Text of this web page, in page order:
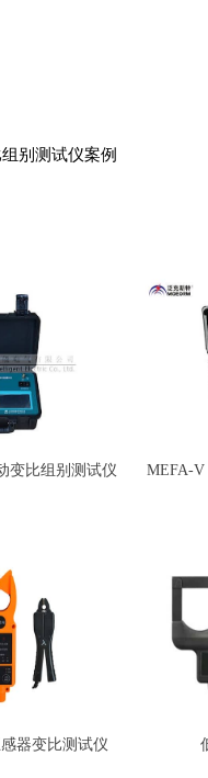
变比组别测试仪
MEFA-
器变比测试仪